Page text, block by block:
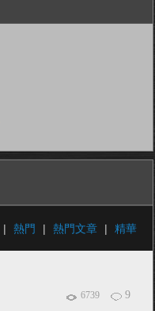
| 熱門 | 熱門文章 | 精華
6739 9